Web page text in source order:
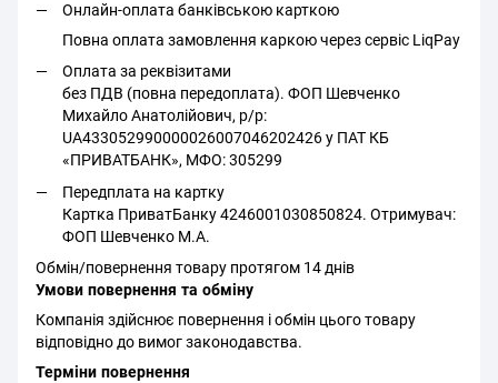
Онлайн-оплата банківською карткою
Повна оплата замовлення каркою через сервіс LiqPay
Оплата за реквізитами
без ПДВ (повна передоплата). ФОП Шевченко
Михайло Анатолійович, р/р:
UA433052990000026007046202426 у ПАТ КБ
«ПРИВАТБАНК», МФО: 305299
Передплата на картку
Картка ПриватБанку 4246001030850824. Отримувач:
ФОП Шевченко М.А.
Обмін/повернення товару протягом 14 днів
Умови повернення та обміну
Компанія здійснює повернення і обмін цього товару
відповідно до вимог законодавства.
Терміни повернення